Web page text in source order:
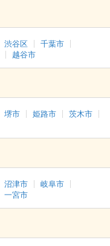
渋谷区
千葉市
越谷市
堺市 姫路市
茨木市
沼津市
岐阜市
一宮市